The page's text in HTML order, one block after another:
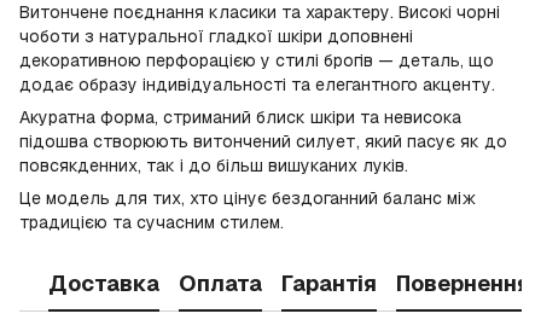
Витончене поєднання класики та характеру. Високі чорні
чоботи з натуральної гладкої шкіри доповнені
декоративною перфорацією у стилі брогів — деталь, що
додає образу індивідуальності та елегантного акценту.
Акуратна форма, стриманий блиск шкіри та невисока
підошва створюють витончений силует, який пасує як до
повсякденних, так і до більш вишуканих луків.
Це модель для тих, хто цінує бездоганний баланс між
традицією та сучасним стилем.
Доставка Оплата Гарантія Повернення